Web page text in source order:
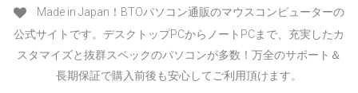
Made in Japan！BTOパソコン通販のマウスコンピューターの
公式サイトです。デスクトップPCからノートPCまで、充実したカ
スタマイズと抜群スペックのパソコンが多数！万全のサポート＆
長期保証で購入前後も安心してご利用頂けます。